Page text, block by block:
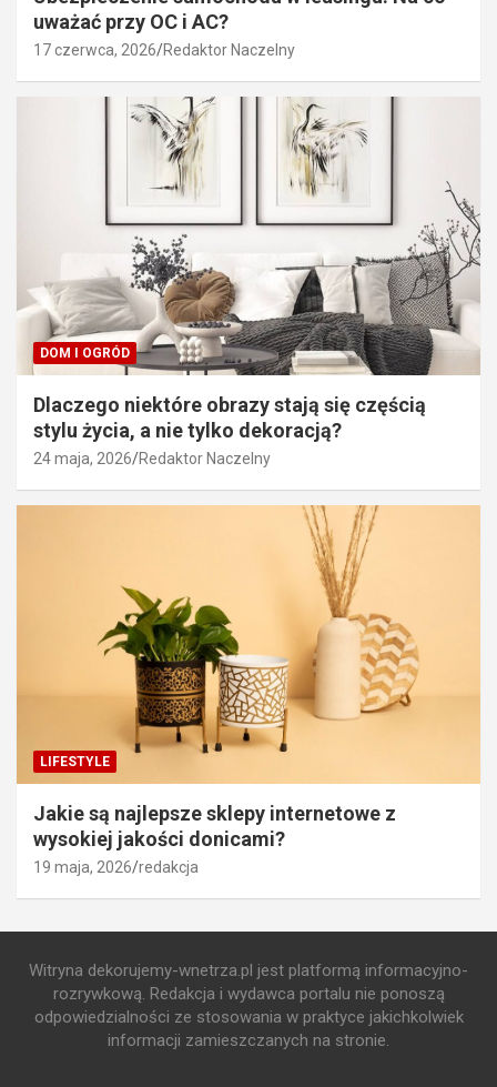
uważać przy OC i AC?
17 czerwca, 2026 Redaktor Naczelny
DOM I OGRÓD
Dlaczego niektóre obrazy stają się częścią
stylu życia, a nie tylko dekoracją?
24 maja, 2026 Redaktor Naczelny
LIFESTYLE
Jakie są najlepsze sklepy internetowe z
wysokiej jakości donicami?
19 maja, 2026 redakcja
Witryna dekorujemy-wnetrza.pl jest platformą informacyjno-
rozrywkową. Redakcja i wydawca portalu nie ponoszą
odpowiedzialności ze stosowania w praktyce jakichkolwiek
informacji zamieszczanych na stronie.